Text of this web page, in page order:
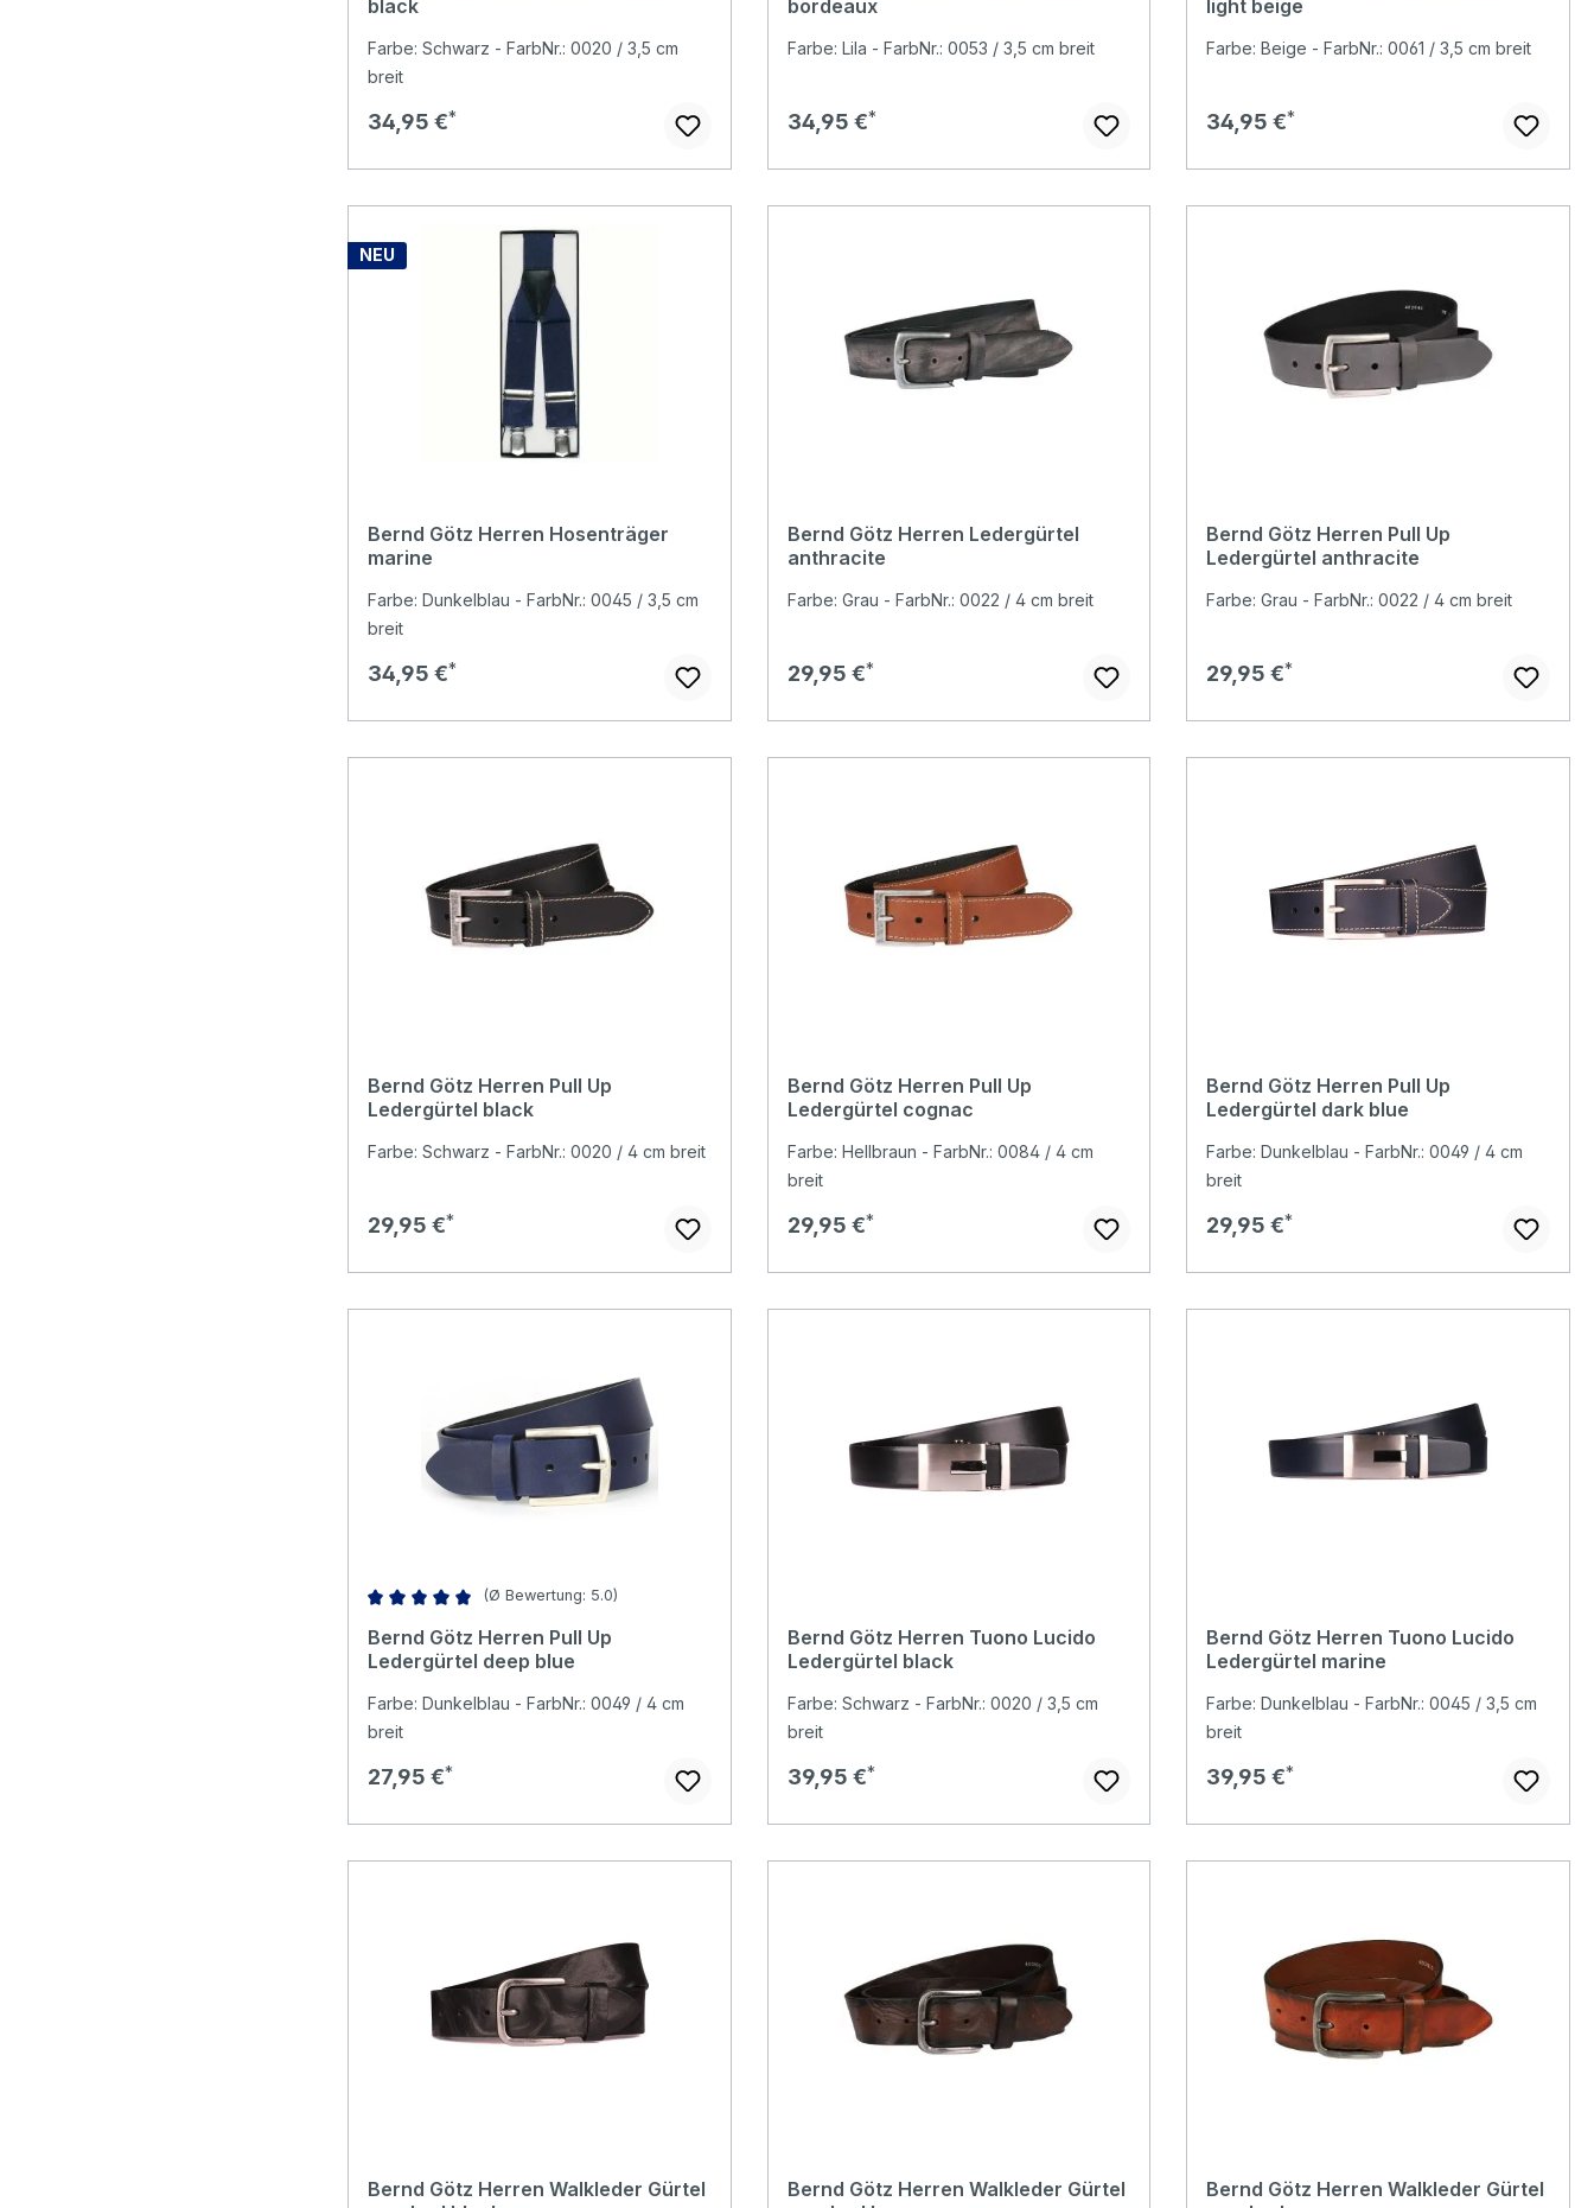
black
Farbe: Schwarz - FarbNr.: 0020 / 3,5 cm
breit
Regulärer Preis:
34,95 €
bordeaux
Farbe: Lila - FarbNr.: 0053 / 3,5 cm breit
Regulärer Preis:
34,95 €
light beige
Farbe: Beige - FarbNr.: 0061 / 3,5 cm breit
Regulärer Preis:
34,95 €
NEU
Bernd Götz Herren Hosenträger
marine
Farbe: Dunkelblau - FarbNr.: 0045 / 3,5 cm
breit
Regulärer Preis:
34,95 €
Bernd Götz Herren Ledergürtel
anthracite
Farbe: Grau - FarbNr.: 0022 / 4 cm breit
Regulärer Preis:
29,95 €
Bernd Götz Herren Pull Up
Ledergürtel anthracite
Farbe: Grau - FarbNr.: 0022 / 4 cm breit
Regulärer Preis:
29,95 €
Bernd Götz Herren Pull Up
Ledergürtel black
Farbe: Schwarz - FarbNr.: 0020 / 4 cm breit
Regulärer Preis:
29,95 €
Bernd Götz Herren Pull Up
Ledergürtel cognac
Farbe: Hellbraun - FarbNr.: 0084 / 4 cm
breit
Regulärer Preis:
29,95 €
Bernd Götz Herren Pull Up
Ledergürtel dark blue
Farbe: Dunkelblau - FarbNr.: 0049 / 4 cm
breit
Regulärer Preis:
29,95 €
Durchschnittliche Bewertung von 5 von 5 Sternen
(Ø Bewertung: 5.0)
Bernd Götz Herren Pull Up
Ledergürtel deep blue
Farbe: Dunkelblau - FarbNr.: 0049 / 4 cm
breit
Regulärer Preis:
27,95 €
Bernd Götz Herren Tuono Lucido
Ledergürtel black
Farbe: Schwarz - FarbNr.: 0020 / 3,5 cm
breit
Regulärer Preis:
39,95 €
Bernd Götz Herren Tuono Lucido
Ledergürtel marine
Farbe: Dunkelblau - FarbNr.: 0045 / 3,5 cm
breit
Regulärer Preis:
39,95 €
Bernd Götz Herren Walkleder Gürtel
Bernd Götz Herren Walkleder Gürtel
Bernd Götz Herren Walkleder Gürtel